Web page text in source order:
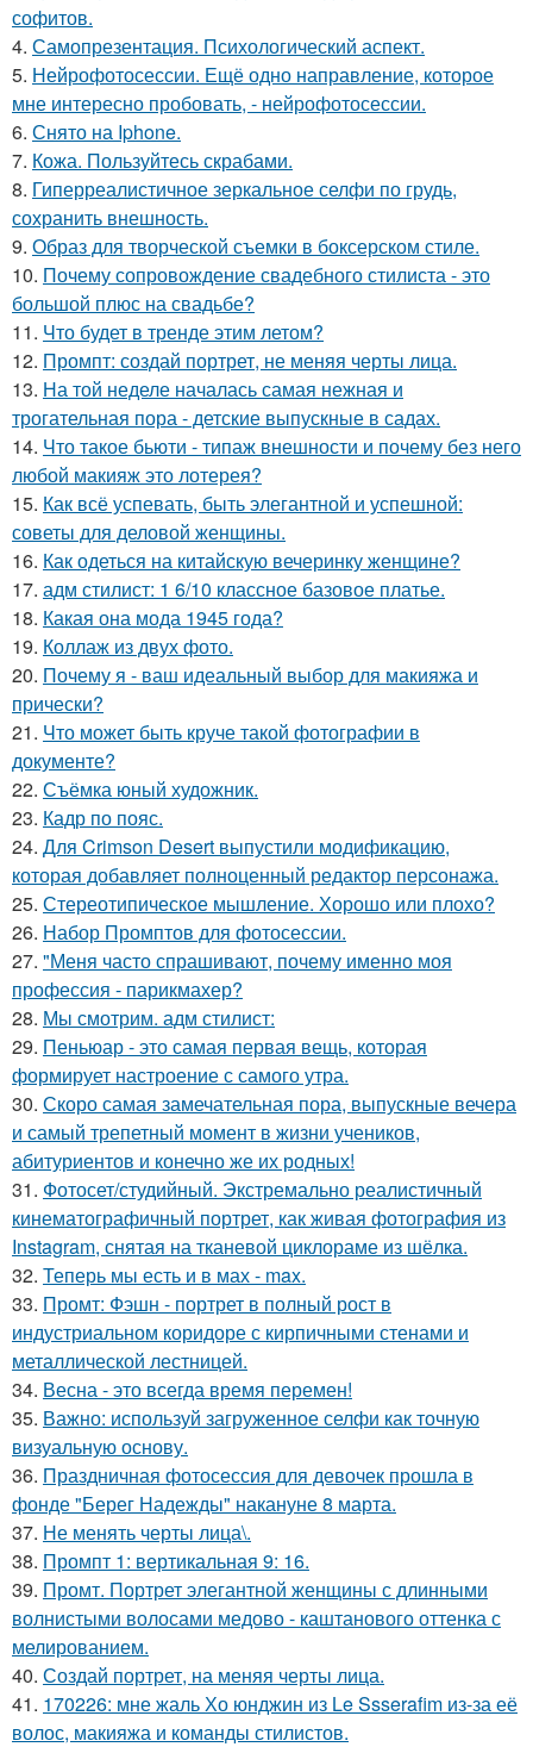
софитов.
4. Самопрезентация. Психологический аспект.
5. Нейрофотосессии. Ещё одно направление, которое
мне интересно пробовать, - нейрофотосессии.
6. Снято на Iphone.
7. Кожа. Пользуйтесь скрабами.
8. Гиперреалистичное зеркальное селфи по грудь,
сохранить внешность.
9. Образ для творческой съемки в боксерском стиле.
10. Почему сопровождение свадебного стилиста - это
большой плюс на свадьбе?
11. Что будет в тренде этим летом?
12. Промпт: создай портрет, не меняя черты лица.
13. На той неделе началась самая нежная и
трогательная пора - детские выпускные в садах.
14. Что такое бьюти - типаж внешности и почему без него
любой макияж это лотерея?
15. Как всё успевать, быть элегантной и успешной:
советы для деловой женщины.
16. Как одеться на китайскую вечеринку женщине?
17. адм стилист: 1 6/10 классное базовое платье.
18. Какая она мода 1945 года?
19. Коллаж из двух фото.
20. Почему я - ваш идеальный выбор для макияжа и
прически?
21. Что может быть круче такой фотографии в
документе?
22. Съёмка юный художник.
23. Кадр по пояс.
24. Для Crimson Desert выпустили модификацию,
которая добавляет полноценный редактор персонажа.
25. Стереотипическое мышление. Хорошо или плохо?
26. Набор Промптов для фотосессии.
27. "Меня часто спрашивают, почему именно моя
профессия - парикмахер?
28. Мы смотрим. адм стилист:
29. Пеньюар - это самая первая вещь, которая
формирует настроение с самого утра.
30. Скоро самая замечательная пора, выпускные вечера
и самый трепетный момент в жизни учеников,
абитуриентов и конечно же их родных!
31. Фотосет/студийный. Экстремально реалистичный
кинематографичный портрет, как живая фотография из
Instagram, снятая на тканевой циклораме из шёлка.
32. Теперь мы есть и в мах - max.
33. Промт: Фэшн - портрет в полный рост в
индустриальном коридоре с кирпичными стенами и
металлической лестницей.
34. Весна - это всегда время перемен!
35. Важно: используй загруженное селфи как точную
визуальную основу.
36. Праздничная фотосессия для девочек прошла в
фонде "Берег Надежды" накануне 8 марта.
37. Не менять черты лица\.
38. Промпт 1: вертикальная 9: 16.
39. Промт. Портрет элегантной женщины с длинными
волнистыми волосами медово - каштанового оттенка с
мелированием.
40. Создай портрет, на меняя черты лица.
41. 170226: мне жаль Хо юнджин из Le Ssserafim из-за её
волос, макияжа и команды стилистов.